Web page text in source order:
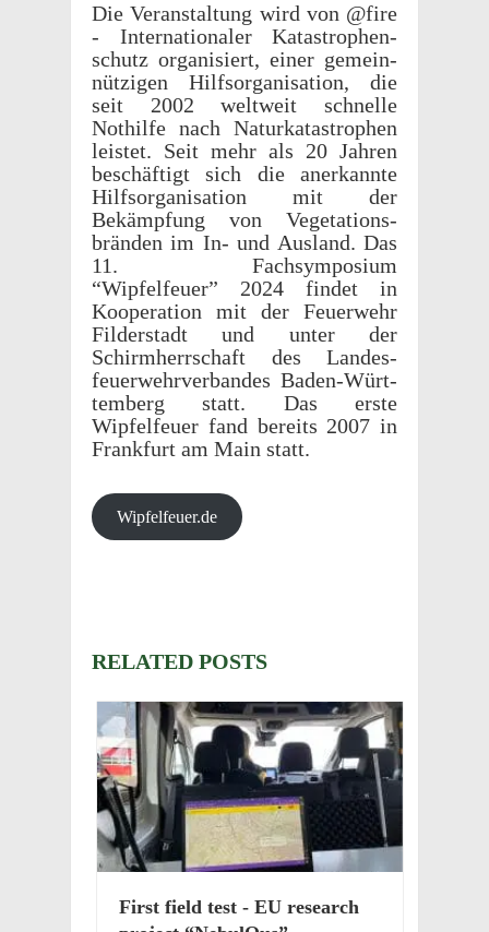
Die Veranstal­tung wird von @fire
- Inter­na­tionaler Katas­tro­phen­
schutz organ­isiert, einer gemein­
nützi­gen Hilf­sor­gan­i­sa­tion, die
seit 2002 weltweit schnelle
Nothilfe nach Naturkatas­tro­phen
leis­tet. Seit mehr als 20 Jahren
beschäftigt sich die anerkan­nte
Hilf­sor­gan­i­sa­tion mit der
Bekämp­fung von Vege­ta­tions­
brän­den im In- und Ausland. Das
11. Fach­sym­po­sium
“Wipfelfeuer” 2024 findet in
Koop­er­a­tion mit der Feuer­wehr
Filder­stadt und unter der
Schirmherrschaft des Landes­
feuer­wehrver­ban­des Baden-Würt­
tem­berg statt. Das erste
Wipfelfeuer fand bere­its 2007 in
Frank­furt am Main statt.
Wipfelfeuer​.de
RELATED POSTS
First field test - EU research